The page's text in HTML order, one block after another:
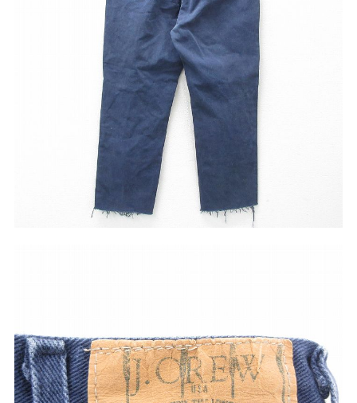
W33,W34 W35,W36
W37以上
Search by Maniac マニアックから探す
アニメ
Tシャツ
Search by Period年代から探す
90年代 80年代 70年代